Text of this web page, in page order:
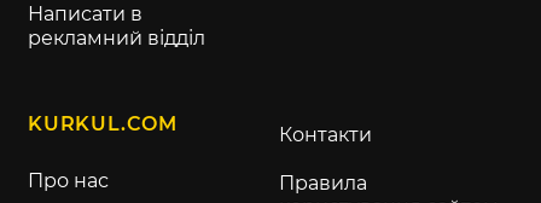
Написати в
рекламний відділ
KURKUL.COM
Про нас
Контакти
Правила